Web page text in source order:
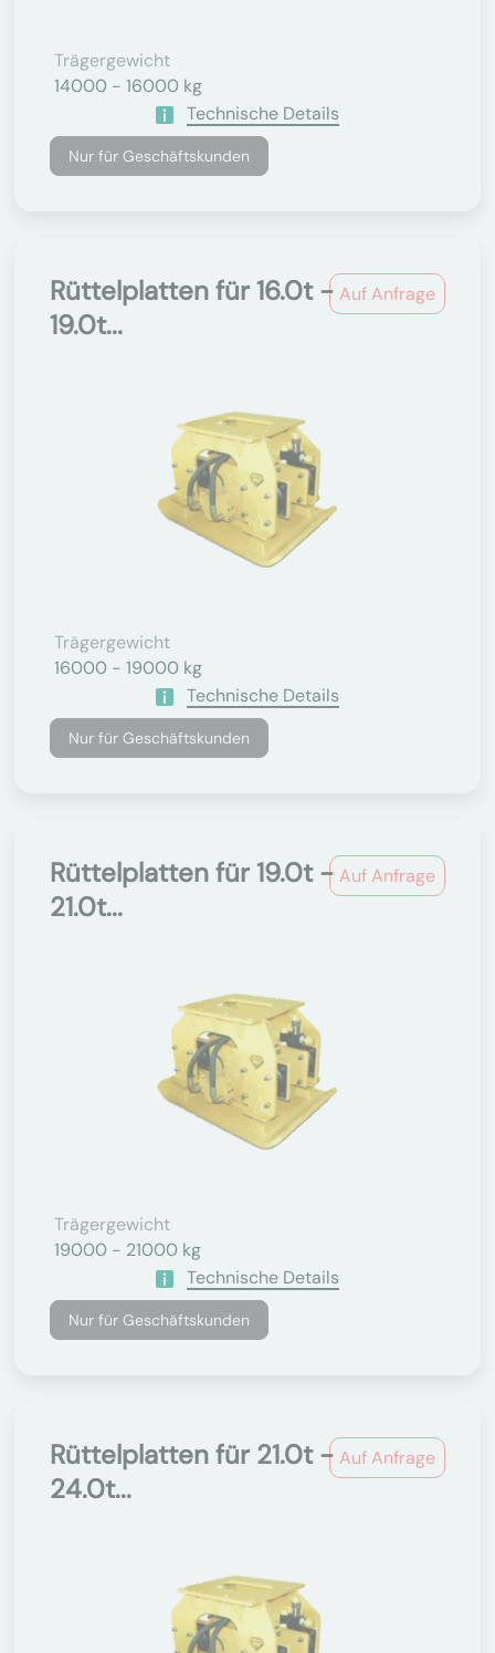
Trägergewicht
14000 - 16000 kg
Technische Details
Nur für Geschäftskunden
Auf Anfrage
Rüttelplatten für 16.0t -
19.0t...
Trägergewicht
16000 - 19000 kg
Technische Details
Nur für Geschäftskunden
Auf Anfrage
Rüttelplatten für 19.0t -
21.0t...
Trägergewicht
19000 - 21000 kg
Technische Details
Nur für Geschäftskunden
Auf Anfrage
Rüttelplatten für 21.0t -
24.0t...